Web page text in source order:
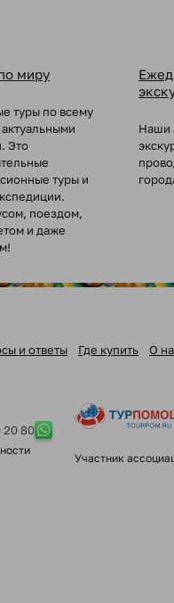
миру
туры по всему
Это
туры и
поездом,
и даже
Наши
и ответы Где купить О
20 80
Участник